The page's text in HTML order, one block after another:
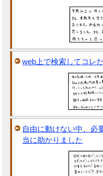
web上で検索してコレ
自由に動けない中、必
当に助かりました